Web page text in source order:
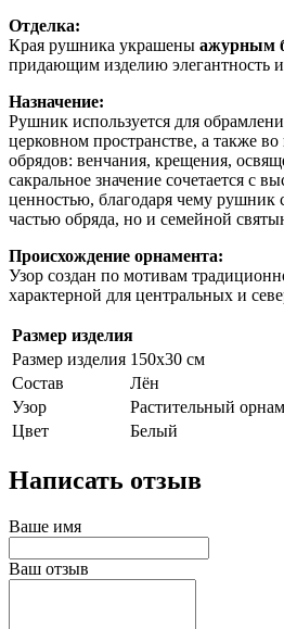
Отделка:
Края рушника украшены ажурным
придающим изделию элегантность
Назначение:
Рушник используется для
церковном пространстве, а также
обрядов: венчания, крещения,
сакральное значение сочетается с
ценностью, благодаря чему рушник
частью обряда, но и семейной
Происхождение орнамента:
Узор создан по мотивам
характерной для центральных и
Размер изделия
Размер изделия 150х30 см
Состав
Лён
Узор
Растительный
Цвет
Белый
Написать отзыв
Ваше имя
Ваш отзыв